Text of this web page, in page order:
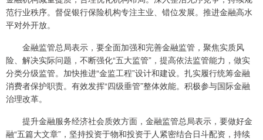
范行业秩序。督促银行保险机构专注主业、错位发展。推进金融高水
平对外开放。
金融监管总局表示，要全面加强和完善金融监管，聚焦实质风
险、解决实际问题，不断强化“五大监管”，提高依法监管能力，做实
分类分级监管。加快推进“金监工程”设计和建设。扎实履行统筹金融
消费者保护职责。有效发挥“四级垂管”整体效能。积极参与国际金融
治理改革。
提升金融服务经济社会质效方面，金融监管总局表示，要做好金
融“五篇大文章”，坚持投资于物和投资于人紧密结合日斗配资，持续